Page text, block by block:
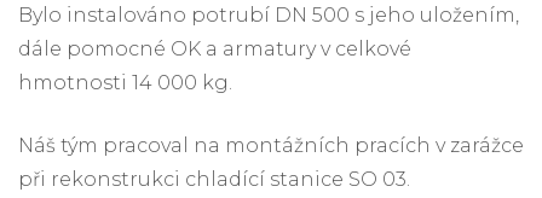
Bylo instalováno potrubí DN 500 s jeho uložením,
dále pomocné OK a armatury v celkové
hmotnosti 14 000 kg.
Náš tým pracoval na montážních pracích v zarážce
při rekonstrukci chladící stanice SO 03.